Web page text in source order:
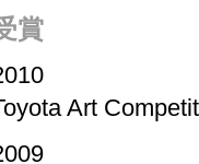
賞
Art